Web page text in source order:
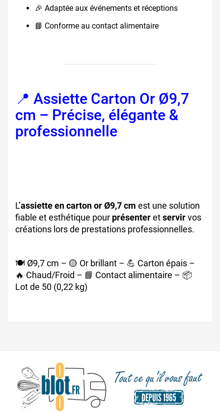
🎉 Adaptée aux événements et réceptions
📘 Conforme au contact alimentaire
📍 Assiette Carton Or Ø9,7
cm – Précise, élégante &
professionnelle
L’assiette en carton or Ø9,7 cm est une solution
fiable et esthétique pour présenteretservirvos
créations lors de prestations professionnelles.
🍽️ Ø9,7 cm – 🟡 Or brillant – 💪 Carton épais –
🔥 Chaud/Froid – 📘 Contact alimentaire – 📦
Lot de 50 (0,22 kg)